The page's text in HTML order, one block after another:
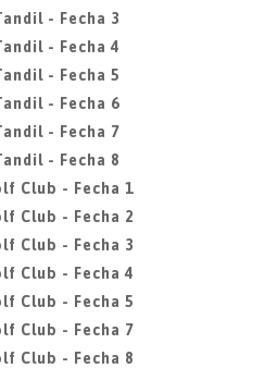
- Fecha 3
- Fecha 4
- Fecha 5
- Fecha 6
- Fecha 7
- Fecha 8
Club - Fecha 1
Club - Fecha 2
Club - Fecha 3
Club - Fecha 4
Club - Fecha 5
Club - Fecha 7
Club - Fecha 8